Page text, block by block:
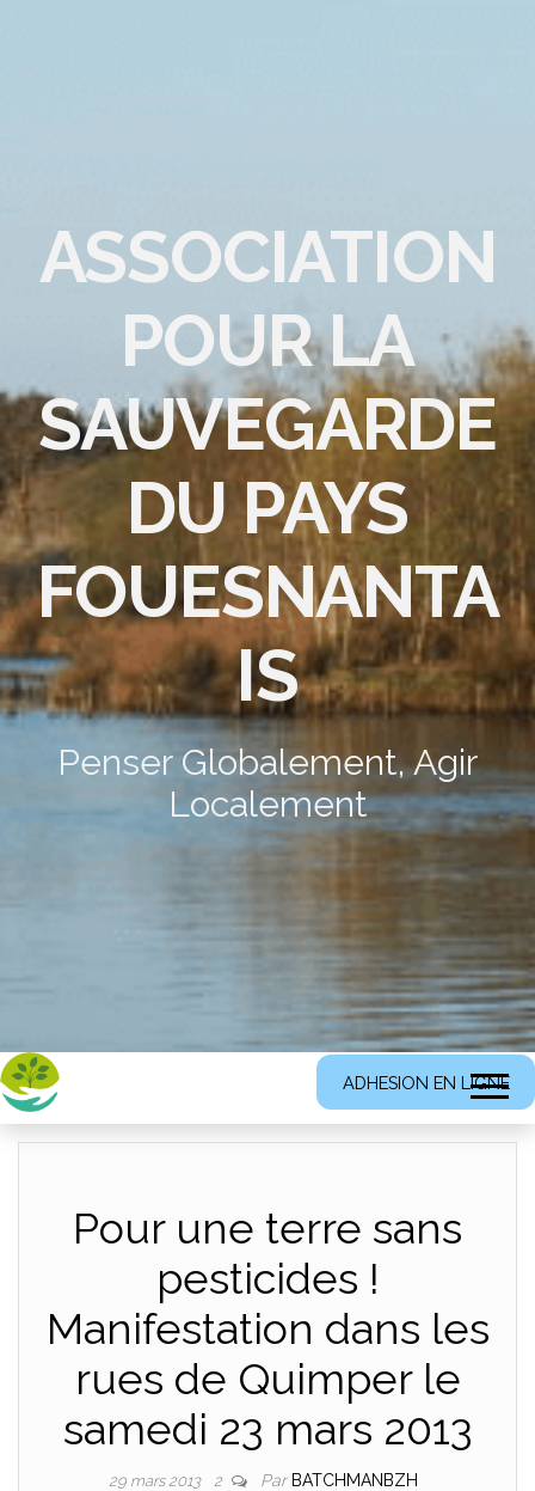
ASSOCIATION
POUR LA
SAUVEGARDE
DU PAYS
FOUESNANTA
IS
Penser Globalement, Agir
Localement
ADHESION EN LIGNE
Pour une terre sans
pesticides !
Manifestation dans les
rues de Quimper le
samedi 23 mars 2013
29 mars 2013 2 Par BATCHMANBZH